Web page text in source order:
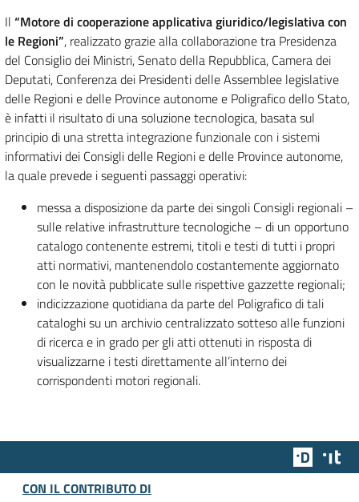
Il “Motore di cooperazione applicativa giuridico/legislativa con
le Regioni”, realizzato grazie alla collaborazione tra Presidenza
del Consiglio dei Ministri, Senato della Repubblica, Camera dei
Deputati, Conferenza dei Presidenti delle Assemblee legislative
delle Regioni e delle Province autonome e Poligrafico dello Stato,
è infatti il risultato di una soluzione tecnologica, basata sul
principio di una stretta integrazione funzionale con i sistemi
informativi dei Consigli delle Regioni e delle Province autonome,
la quale prevede i seguenti passaggi operativi:
messa a disposizione da parte dei singoli Consigli regionali –
sulle relative infrastrutture tecnologiche – di un opportuno
catalogo contenente estremi, titoli e testi di tutti i propri
atti normativi, mantenendolo costantemente aggiornato
con le novità pubblicate sulle rispettive gazzette regionali;
indicizzazione quotidiana da parte del Poligrafico di tali
cataloghi su un archivio centralizzato sotteso alle funzioni
di ricerca e in grado per gli atti ottenuti in risposta di
visualizzarne i testi direttamente all’interno dei
corrispondenti motori regionali.
Team
CON IL CONTRIBUTO DI